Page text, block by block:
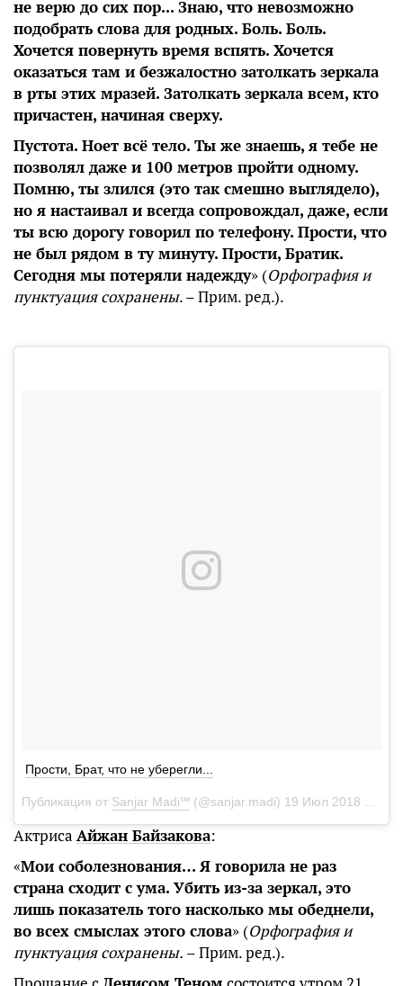
не верю до сих пор... Знаю, что невозможно
подобрать слова для родных. Боль. Боль.
Хочется повернуть время вспять. Хочется
оказаться там и безжалостно затолкать зеркала
в рты этих мразей. Затолкать зеркала всем, кто
причастен, начиная сверху.
Пустота. Ноет всё тело. Ты же знаешь, я тебе не
позволял даже и 100 метров пройти одному.
Помню, ты злился (это так смешно выглядело),
но я настаивал и всегда сопровождал, даже, если
ты всю дорогу говорил по телефону. Прости, что
не был рядом в ту минуту. Прости, Братик.
Сегодня мы потеряли надежду» (Орфография и
пунктуация сохранены. – Прим. ред.).
Прости, Брат, что не уберегли...
Публикация от Sanjar Madi℠ (@sanjar.madi) 19 Июл 2018 в 6:57 PDT
Актриса Айжан Байзакова:
«Мои соболезнования… Я говорила не раз
страна сходит с ума. Убить из-за зеркал, это
лишь показатель того насколько мы обеднели,
во всех смыслах этого слова» (Орфография и
пунктуация сохранены. – Прим. ред.).